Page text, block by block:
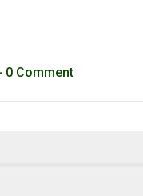
0 Comment